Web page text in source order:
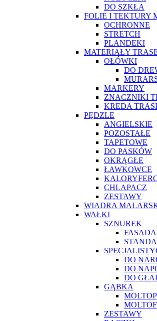
DO SZKŁA
FOLIE I TEKTURY
OCHRONNE
STRETCH
PLANDEKI
MATERIAŁY
OŁÓWKI
DO
MARKERY
ZNACZNIKI
KREDA
PĘDZLE
ANGIELSKIE
POZOSTAŁE
TAPETOWE
DO PASKÓW
OKRĄGŁE
ŁAWKOWCE
CHLAPACZ
ZESTAWY
WIADRA
WAŁKI
SZNUREK
FASADA
DO
DO
DO
GĄBKA
ZESTAWY